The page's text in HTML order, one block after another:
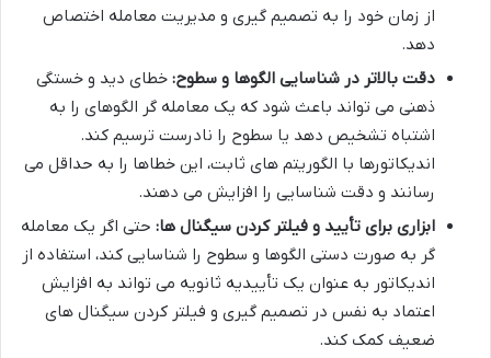
از زمان خود را به تصمیم گیری و مدیریت معامله اختصاص
دهد.
دقت بالاتر در شناسایی الگوها و سطوح: خطای دید و خستگی
ذهنی می تواند باعث شود که یک معامله گر الگوهای را به
اشتباه تشخیص دهد یا سطوح را نادرست ترسیم کند.
اندیکاتورها با الگوریتم های ثابت، این خطاها را به حداقل می
رسانند و دقت شناسایی را افزایش می دهند.
ابزاری برای تأیید و فیلتر کردن سیگنال ها: حتی اگر یک معامله
گر به صورت دستی الگوها و سطوح را شناسایی کند، استفاده از
اندیکاتور به عنوان یک تأییدیه ثانویه می تواند به افزایش
اعتماد به نفس در تصمیم گیری و فیلتر کردن سیگنال های
ضعیف کمک کند.